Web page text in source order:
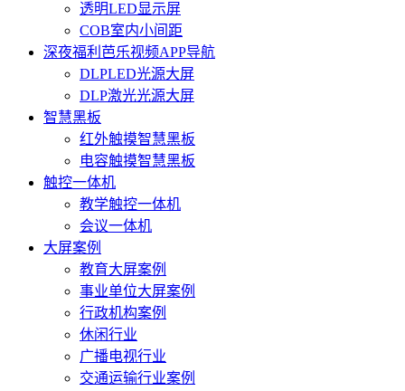
透明LED显示屏
COB室内小间距
深夜福利芭乐视频APP导航
DLPLED光源大屏
DLP激光光源大屏
智慧黑板
红外触摸智慧黑板
电容触摸智慧黑板
触控一体机
教学触控一体机
会议一体机
大屏案例
教育大屏案例
事业单位大屏案例
行政机构案例
休闲行业
广播电视行业
交通运输行业案例